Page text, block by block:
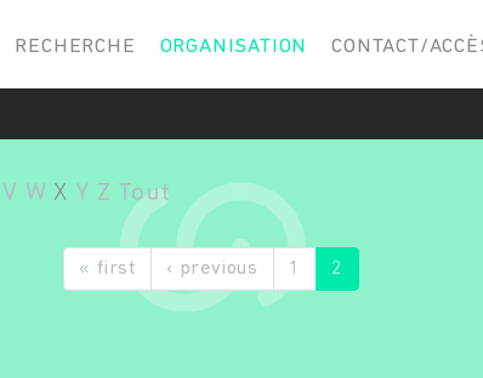
RECHERCHE ORGANISATION CONTACT/
V W X Y Z Tout
« first ‹ previous 1 2